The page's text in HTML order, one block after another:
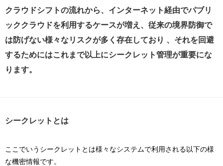
クラウドシフトの流れから、インターネット経由でパブリ
ッククラウドを利用するケースが増え、従来の境界防御で
は防げない様々なリスクが多く存在しており 、それを回避
するためにはこれまで以上にシークレット管理が重要にな
ります。
シークレットとは
ここでいうシークレットとは様々なシステムで利用される以下の様
な機密情報です。